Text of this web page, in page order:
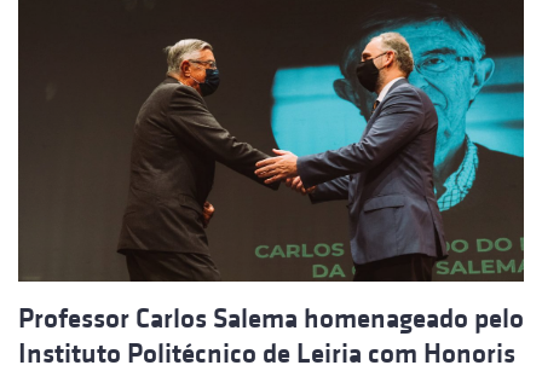
Professor Carlos Salema homenageado pelo
Instituto Politécnico de Leiria com Honoris